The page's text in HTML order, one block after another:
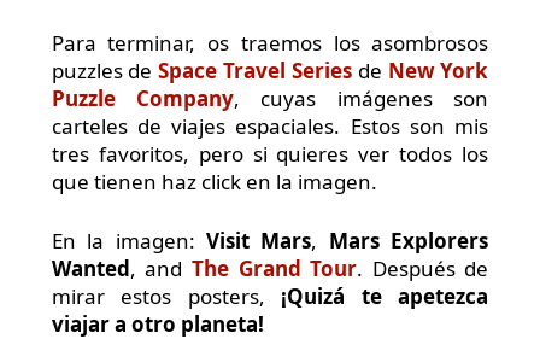
Para terminar, os traemos los asombrosos
puzzles deSpace Travel Seriesde New York
Puzzle Company, cuyas imágenes son
carteles de viajes espaciales. Estos son mis
tres favoritos, pero si quieres ver todos los
que tienen haz click en la imagen.
En la imagen: Visit Mars, Mars Explorers
Wanted, and The Grand Tour. Después de
mirar estos posters, ¡Quizá te apetezca
viajar a otro planeta!